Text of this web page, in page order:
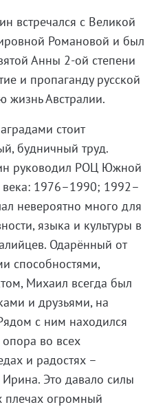
встречался с Великой
Романовой и был
Анны 2-ой степени
и пропаганду русской
жизнь Австралии.
стоит
будничный труд.
руководил РОЦ Южной
века: 1976–1990; 1992–
невероятно много для
языка и культуры в
Одарённый от
способностями,
Михаил всегда был
и друзьями, на
с ним находился
во всех
и радостях –
Это давало силы
плечах огромный